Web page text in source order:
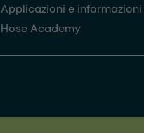
Applicazioni e
Hose Academy